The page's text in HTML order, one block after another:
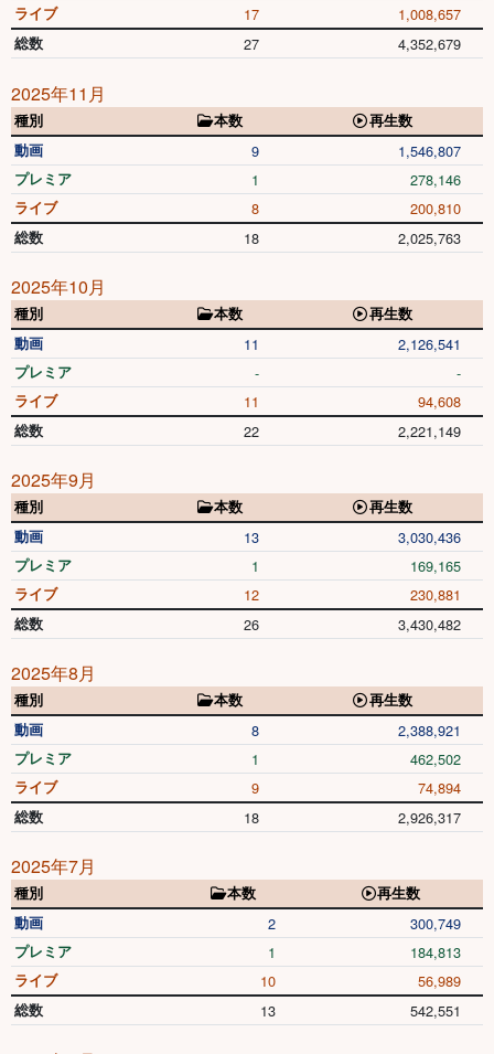
ライブ 17 1,008,657
総数 27 4,352,679
2025年11月
種別 本数
再生数
動画
9 1,546,807
プレミア 1 278,146
ライブ 8 200,810
総数 18 2,025,763
2025年10月
種別 本数
再生数
動画
11 2,126,541
プレミア - -
ライブ 11 94,608
総数 22 2,221,149
2025年9月
種別 本数
再生数
動画
13 3,030,436
プレミア 1 169,165
ライブ 12 230,881
総数 26 3,430,482
2025年8月
種別 本数
再生数
動画
8 2,388,921
プレミア 1 462,502
ライブ 9 74,894
総数 18 2,926,317
2025年7月
種別 本数
再生数
動画
2 300,749
プレミア 1 184,813
ライブ 10 56,989
総数 13 542,551